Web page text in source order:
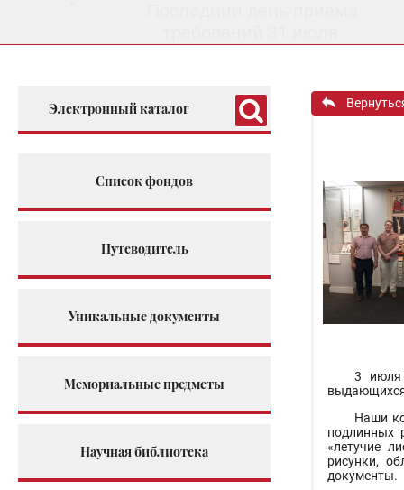
Электронный каталог
Список фондов
Путеводитель
Уникальные документы
Мемориальные предметы
Научная библиотека
3 июля
выдающихся
Наши
подлинных
«летучие
рисунки,
документы.